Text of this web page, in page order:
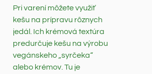
Pri varení môžete využiť
kešu na prípravu rôznych
jedál. Ich krémová textúra
predurčuje kešu na výrobu
vegánskeho „syrčeka“
alebo krémov. Tu je